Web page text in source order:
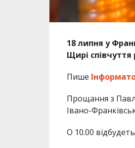
18 липня у
Щирі співчуття
Пише
Прощання з
Івано-
О 10.00